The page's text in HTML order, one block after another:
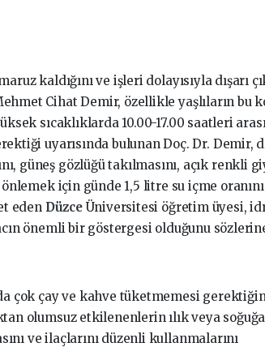
kaldığını ve işleri dolayısıyla dışarı
Cihat Demir, özellikle yaşlıların bu
sıcaklıklarda 10.00-17.00 saatleri
uyarısında bulunan Doç. Dr. Demir,
güneş gözlüğü takılmasını, açık renkli
için günde 1,5 litre su içme
eden Düzce Üniversitesi öğretim üyesi,
önemli bir göstergesi olduğunu
çok çay ve kahve tüketmemesi
olumsuz etkilenenlerin ılık veya
ve ilaçlarını düzenli kullanmalarını